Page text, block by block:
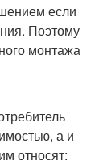
если
Поэтому
монтажа
а и
относят: